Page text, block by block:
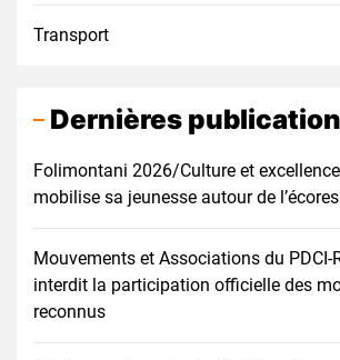
Transport
Dernières
Folimontani 2026/Culture et
mobilise sa jeunesse autour de
Mouvements et Associations du PDCI-
interdit la participation officielle des
reconnus